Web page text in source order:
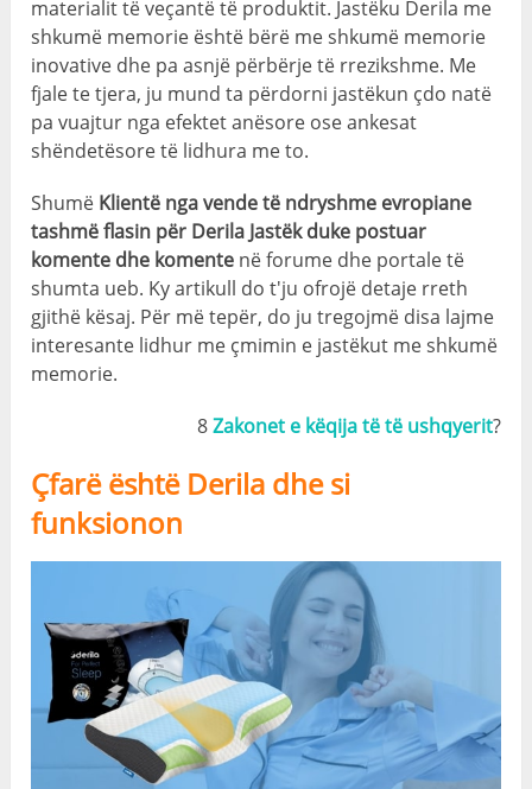
materialit të veçantë të produktit. Jastëku Derila me
shkumë memorie është bërë me shkumë memorie
inovative dhe pa asnjë përbërje të rrezikshme. Me
fjale te tjera, ju mund ta përdorni jastëkun çdo natë
pa vuajtur nga efektet anësore ose ankesat
shëndetësore të lidhura me to.
Shumë Klientë nga vende të ndryshme evropiane
tashmë flasin për Derila Jastëk duke postuar
komente dhe komente në forume dhe portale të
shumta ueb. Ky artikull do t'ju ofrojë detaje rreth
gjithë kësaj. Për më tepër, do ju tregojmë disa lajme
interesante lidhur me çmimin e jastëkut me shkumë
memorie.
8Zakonet e këqija të të ushqyerit?
Çfarë është Derila dhe si
funksionon